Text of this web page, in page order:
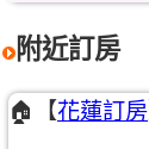
附近訂房
🏠【花蓮訂房